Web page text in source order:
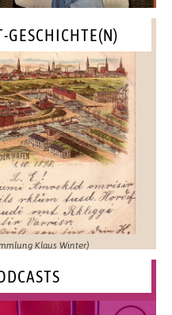
GESCHICHTE(N)
Klaus Winter)